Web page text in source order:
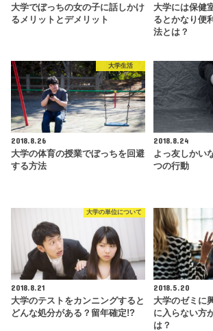
大学でぼっちの女の子に話しかけ
るメリットとデメリット
大学には保健
るとかなり便
法とは？
大学生活
2018.8.26
大学の体育の授業でぼっちを回避
する方法
2018.8.24
よっ友しかい
つの行動
大学の単位について
2018.8.21
大学のテストをカンニングすると
どんな処分がある？留年確定!?
2018.5.20
大学のゼミに
に入らない方
は？